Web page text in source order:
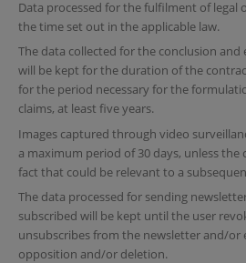
Data processed for the fulfilment of legal
the time set out in the applicable law.
The data collected for the conclusion
will be kept for the duration of the
for the period necessary for the
claims, at least five years.
Images captured through video
a maximum period of 30 days, unless the
fact that could be relevant to a
The data processed for sending
subscribed will be kept until the user
unsubscribes from the newsletter and/or
opposition and/or deletion.